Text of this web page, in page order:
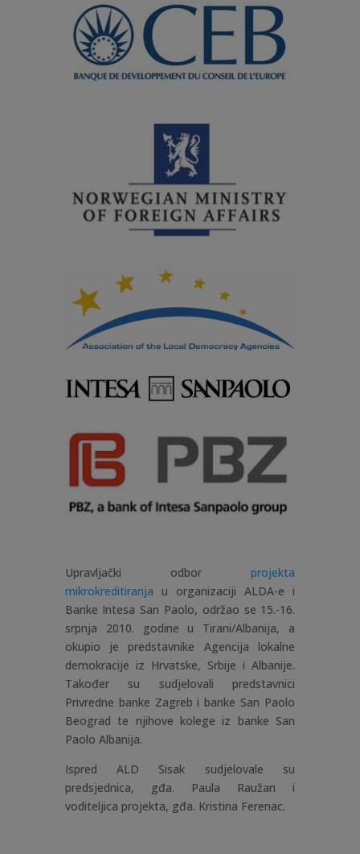
Upravljački odbor
projekta
mikrokreditiranja
u organizaciji ALDA-e i
Banke Intesa San Paolo, održao se 15.-16.
srpnja 2010. godine u Tirani/Albanija, a
okupio je predstavnike Agencija lokalne
demokracije iz Hrvatske, Srbije i Albanije.
Također su sudjelovali predstavnici
Privredne banke Zagreb i banke San Paolo
Beograd te njihove kolege iz banke San
Paolo Albanija.
Ispred ALD Sisak sudjelovale su
predsjednica, gđa. Paula Raužan i
voditeljica projekta, gđa. Kristina Ferenac.